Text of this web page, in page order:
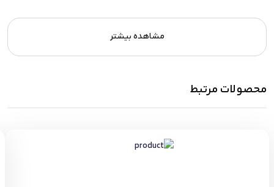
مشاهده بیشتر
محصولات مرتبط